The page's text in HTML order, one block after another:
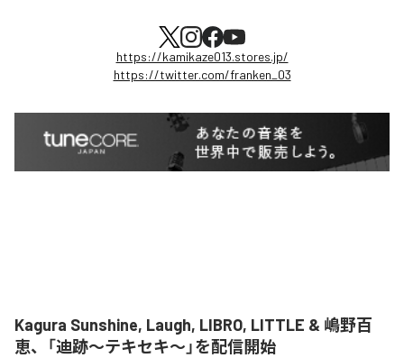
https://kamikaze013.stores.jp/
https://twitter.com/franken_03
Kagura Sunshine, Laugh, LIBRO, LITTLE & 嶋野百
恵、「迪跡〜テキセキ〜」を配信開始